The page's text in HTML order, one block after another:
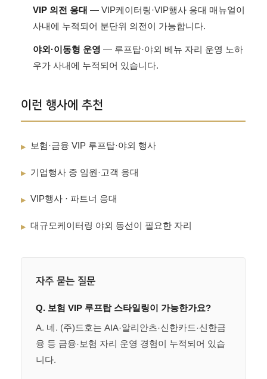
VIP 의전 응대 — VIP케이터링·VIP행사 응대 매뉴얼이
사내에 누적되어 분단위 의전이 가능합니다.
야외·이동형 운영 — 루프탑·야외 베뉴 자리 운영 노하
우가 사내에 누적되어 있습니다.
이런 행사에 추천
▸ 보험·금융 VIP 루프탑·야외 행사
▸ 기업행사 중 임원·고객 응대
▸ VIP행사 · 파트너 응대
▸ 대규모케이터링 야외 동선이 필요한 자리
자주 묻는 질문
Q. 보험 VIP 루프탑 스타일링이 가능한가요?
A. 네. (주)드호는 AIA·알리안츠·신한카드·신한금
융 등 금융·보험 자리 운영 경험이 누적되어 있습
니다.